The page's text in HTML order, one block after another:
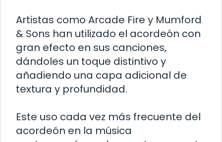
Artistas como Arcade Fire y Mumford
& Sons han utilizado el acordeón con
gran efecto en sus canciones,
dándoles un toque distintivo y
añadiendo una capa adicional de
textura y profundidad.
Este uso cada vez más frecuente del
acordeón en la música